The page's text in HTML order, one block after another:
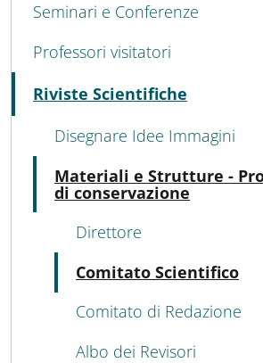
Seminari e Conferenze
Professori visitatori
Riviste Scientifiche
Active
Disegnare Idee Immagini
Materiali e Strutture -
di conservazione
Active
Direttore
Comitato Scientifico
Comitato di Redazione
Albo dei Revisori